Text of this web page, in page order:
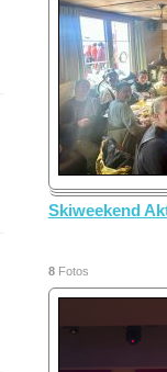
Skiweekend
8Fotos